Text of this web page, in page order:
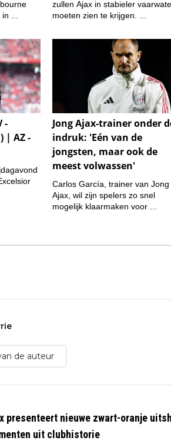
de auteur
presenteert nieuwe zwart-oranje
uit clubhistorie